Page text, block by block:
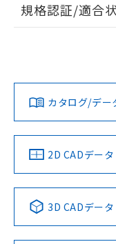
ダウンロードデータ
みください。
ソフトウェアの使用条
EU RoHS 注意事
対応済み
中国 RoHS 注意
Pb Hg
規格認証/適合
LR型式承認
（イギリス
船舶規格）
No
その他の認
カタログ/デー
2D CADデータ
3D CADデータ